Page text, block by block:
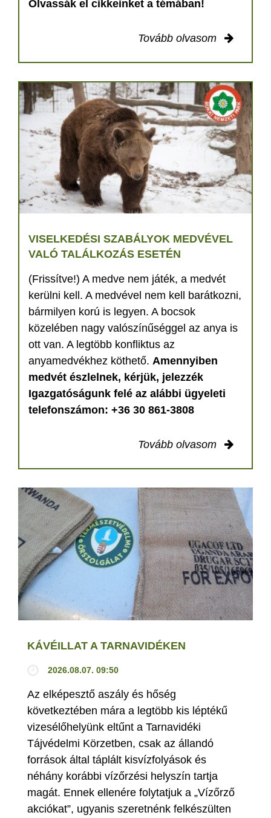
Olvassák el cikkeinket a témában!
Tovább olvasom
VISELKEDÉSI SZABÁLYOK MEDVÉVEL
VALÓ TALÁLKOZÁS ESETÉN
(Frissítve!) A medve nem játék, a medvét
kerülni kell. A medvével nem kell barátkozni,
bármilyen korú is legyen. A bocsok
közelében nagy valószínűséggel az anya is
ott van. A legtöbb konfliktus az
anyamedvékhez köthető. Amennyiben
medvét észlelnek, kérjük, jelezzék
Igazgatóságunk felé az alábbi ügyeleti
telefonszámon: +36 30 861-3808
Tovább olvasom
KÁVÉILLAT A TARNAVIDÉKEN
2026.08.07. 09:50
Az elképesztő aszály és hőség
következtében mára a legtöbb kis léptékű
vizesélőhelyünk eltűnt a Tarnavidéki
Tájvédelmi Körzetben, csak az állandó
források által táplált kisvízfolyások és
néhány korábbi vízőrzési helyszín tartja
magát. Ennek ellenére folytatjuk a „Vízőrző
akciókat”, ugyanis szeretnénk felkészülten